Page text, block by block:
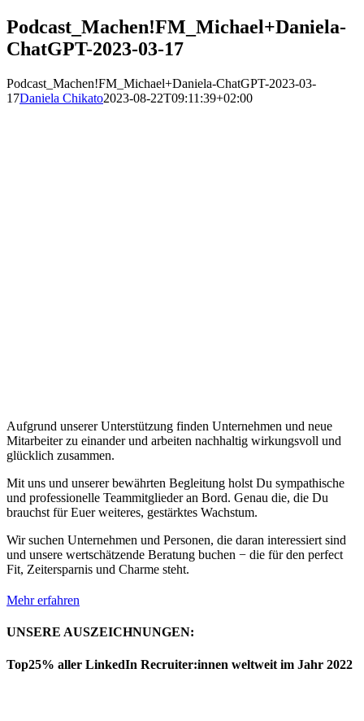
Podcast_Machen!FM_Michael+Daniela-
ChatGPT-2023-03-17
Podcast_Machen!FM_Michael+Daniela-ChatGPT-2023-03-
17Daniela Chikato2023-08-22T09:11:39+02:00
Aufgrund unserer Unterstützung finden Unternehmen und neue
Mitarbeiter zu einander und arbeiten nachhaltig wirkungsvoll und
glücklich zusammen.
Mit uns und unserer bewährten Begleitung holst Du sympathische
und professionelle Teammitglieder an Bord. Genau die, die Du
brauchst für Euer weiteres, gestärktes Wachstum.
Wir suchen Unternehmen und Personen, die daran interessiert sind
und unsere wertschätzende Beratung buchen − die für den perfect
Fit, Zeitersparnis und Charme steht.
Mehr erfahren
UNSERE AUSZEICHNUNGEN:
Top25% aller LinkedIn Recruiter:innen weltweit im Jahr 2022